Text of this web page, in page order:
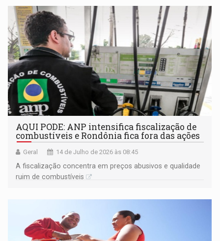
AQUI PODE: ANP intensifica fiscalização de
combustíveis e Rondônia fica fora das ações
Geral 14 de Julho de 2026 às 08:45
A fiscalização concentra em preços abusivos e qualidade
ruim de combustíveis